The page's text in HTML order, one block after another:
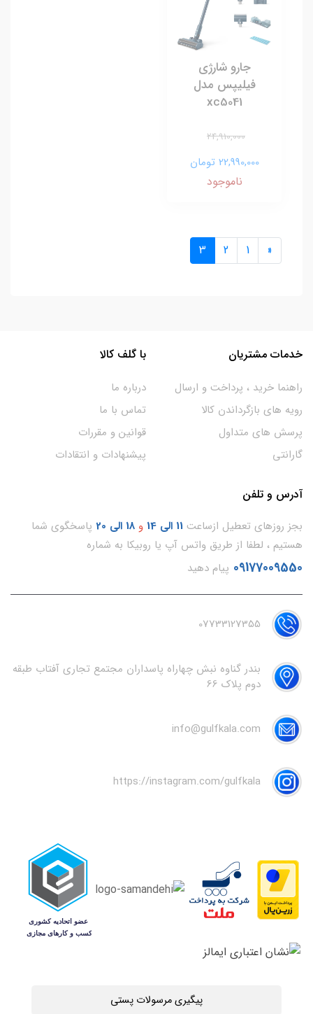
جارو شارژی
فیلیپس مدل
xc5041
24,910,000
22,990,000 تومان
ناموجود
«
1
2
3
خدمات مشتریان
راهنما خرید ، پرداخت و ارسال
رویه های بازگرداندن کالا
پرسش های متداول
گارانتی
با گلف کالا
درباره ما
تماس با ما
قوانین و مقررات
پیشنهادات و انتقادات
آدرس و تلفن
بجز روزهای تعطیل ازساعت 11 الی 14 و 18 الی 20
پاسخگوی شما
هستیم ، لطفا از طریق واتس آپ یا روبیکا به شماره
09177009550 پیام دهید
07733127355
بندر گناوه نبش چهاراه پاسداران مجتمع تجاری آفتاب طبقه
دوم پلاک 66
info@gulfkala.com
https://instagram.com/gulfkala
پیگیری مرسولات پستی